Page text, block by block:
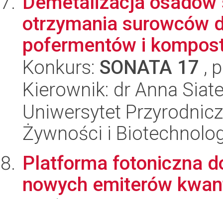
otrzymania surowców
pofermentów i
Konkurs: SONATA 17 ,
Kierownik: dr Anna
Uniwersytet
Żywności i
Platforma fotoniczna
nowych emiterów